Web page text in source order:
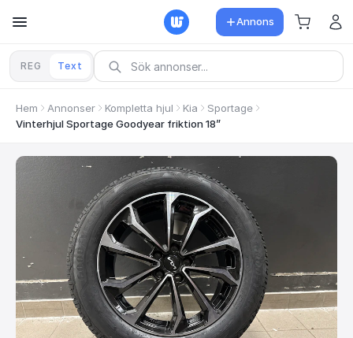
Annons
REG Text
Hem Annonser Kompletta hjul Kia
Sportage
Vinterhjul Sportage Goodyear friktion 18”